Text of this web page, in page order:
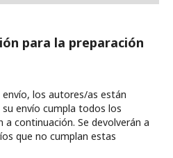
para la preparación
los autores/as están
envío cumpla todos los
continuación. Se devolverán a
que no cumplan estas